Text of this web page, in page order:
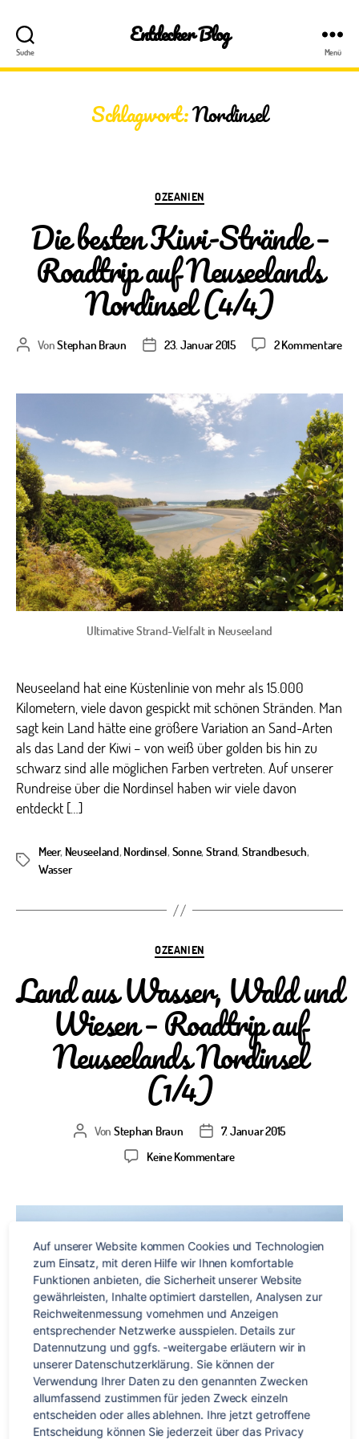
Suche
Entdecker Blog
Menü
Schlagwort:Nordinsel
Kategorien
OZEANIEN
Die besten Kiwi-Strände –
Roadtrip auf Neuseelands
Nordinsel (4/4)
Beitragsautor
VonStephan Braun Veröffentlichungsdatum
23. Januar 2015 2 Kommentarezu
–
auf
(4/
Ultimative Strand-Vielfalt in Neuseeland
Neuseeland hat eine Küstenlinie von mehr als 15.000
Kilometern, viele davon gespickt mit schönen Stränden. Man
sagt kein Land hätte eine größere Variation an Sand-Arten
als das Land der Kiwi – von weiß über golden bis hin zu
schwarz sind alle möglichen Farben vertreten. Auf unserer
Rundreise über die Nordinsel haben wir viele davon
entdeckt […]
Schlagwörter
Meer, Neuseeland, Nordinsel, Sonne, Strand, Strandbesuch,
Wasser
Kategorien
OZEANIEN
Land aus Wasser, Wald und
Wiesen – Roadtrip auf
Neuseelands Nordinsel
(1/4)
Beitragsautor
Von Stephan Braun Veröffentlichungsdatum
7. Januar 2015
Keine Kommentarezu
Wasser,
Wald
und
Wiesen
–
Roadtrip
auf
Neuseelands
Nordinsel
(1/4)
Auf unserer Website kommen Cookies und Technologien
zum Einsatz, mit deren Hilfe wir Ihnen komfortable
Funktionen anbieten, die Sicherheit unserer Website
gewährleisten, Inhalte optimiert darstellen, Analysen zur
Reichweitenmessung vornehmen und Anzeigen
entsprechender Netzwerke ausspielen. Details zur
Datennutzung und ggfs. -weitergabe erläutern wir in
unserer Datenschutzerklärung. Sie können der
Verwendung Ihrer Daten zu den genannten Zwecken
allumfassend zustimmen für jeden Zweck einzeln
entscheiden oder alles ablehnen. Ihre jetzt getroffene
Entscheidung können Sie jederzeit über das Privacy